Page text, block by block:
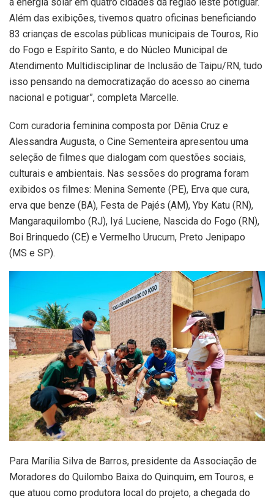
Além das exibições, tivemos quatro oficinas beneficiando
83 crianças de escolas públicas municipais de Touros, Rio
do Fogo e Espírito Santo, e do Núcleo Municipal de
Atendimento Multidisciplinar de Inclusão de Taipu/RN, tudo
isso pensando na democratização do acesso ao cinema
nacional e potiguar”, completa Marcelle.
Com curadoria feminina composta por Dênia Cruz e
Alessandra Augusta, o Cine Sementeira apresentou uma
seleção de filmes que dialogam com questões sociais,
culturais e ambientais. Nas sessões do programa foram
exibidos os filmes: Menina Semente (PE), Erva que cura,
erva que benze (BA), Festa de Pajés (AM), Yby Katu (RN),
Mangaraquilombo (RJ), Iyá Luciene, Nascida do Fogo (RN),
Boi Brinquedo (CE) e Vermelho Urucum, Preto Jenipapo
(MS e SP).
Para Marília Silva de Barros, presidente da Associação de
Moradores do Quilombo Baixa do Quinquim, em Touros, e
que atuou como produtora local do projeto, a chegada do